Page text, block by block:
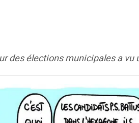
des élections municipales a